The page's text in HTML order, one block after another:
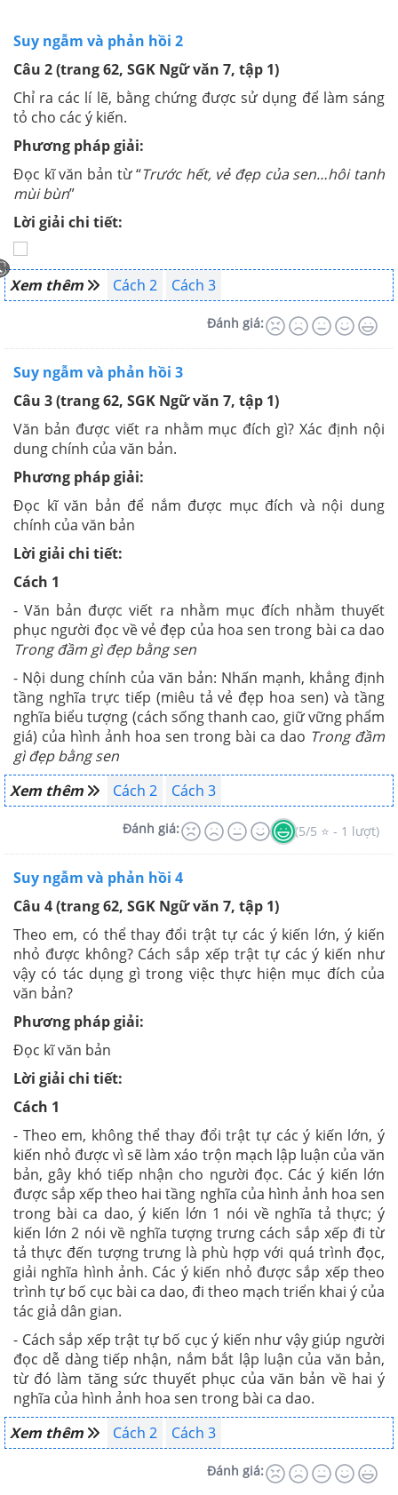
Suy ngẫm và phản hồi 2
Câu 2 (trang 62, SGK Ngữ văn 7, tập 1)
Chỉ ra các lí lẽ, bằng chứng được sử dụng để làm sáng
tỏ cho các ý kiến.
Phương pháp giải:
Đọc kĩ văn bản từ “Trước hết, vẻ đẹp của sen…hôi tanh
mùi bùn”
Lời giải chi tiết:
Xem thêm Cách 2 Cách 3
Đánh giá:
Suy ngẫm và phản hồi 3
Câu 3 (trang 62, SGK Ngữ văn 7, tập 1)
Văn bản được viết ra nhằm mục đích gì? Xác định nội
dung chính của văn bản.
Phương pháp giải:
Đọc kĩ văn bản để nắm được mục đích và nội dung
chính của văn bản
Lời giải chi tiết:
Cách 1
- Văn bản được viết ra nhằm mục đích nhằm thuyết
phục người đọc về vẻ đẹp của hoa sen trong bài ca dao
Trong đầm gì đẹp bằng sen
- Nội dung chính của văn bản: Nhấn mạnh, khẳng định
tầng nghĩa trực tiếp (miêu tả vẻ đẹp hoa sen) và tầng
nghĩa biểu tượng (cách sống thanh cao, giữ vững phẩm
giá) của hình ảnh hoa sen trong bài ca dao Trong đầm
gì đẹp bằng sen
Xem thêm
Cách 2 Cách 3
Đánh giá: (5/5 ⭐ - 1 lượt)
Suy ngẫm và phản hồi 4
Câu 4 (trang 62, SGK Ngữ văn 7, tập 1)
Theo em, có thể thay đổi trật tự các ý kiến lớn, ý kiến
nhỏ được không? Cách sắp xếp trật tự các ý kiến như
vậy có tác dụng gì trong việc thực hiện mục đích của
văn bản?
Phương pháp giải:
Đọc kĩ văn bản
Lời giải chi tiết:
Cách 1
- Theo em, không thể thay đổi trật tự các ý kiến lớn, ý
kiến nhỏ được vì sẽ làm xáo trộn mạch lập luận của văn
bản, gây khó tiếp nhận cho người đọc. Các ý kiến lớn
được sắp xếp theo hai tầng nghĩa của hình ảnh hoa sen
trong bài ca dao, ý kiến lớn 1 nói về nghĩa tả thực; ý
kiến lớn 2 nói về nghĩa tượng trưng cách sắp xếp đi từ
tả thực đến tượng trưng là phù hợp với quá trình đọc,
giải nghĩa hình ảnh. Các ý kiến nhỏ được sắp xếp theo
trình tự bố cục bài ca dao, đi theo mạch triển khai ý của
tác giả dân gian.
- Cách sắp xếp trật tự bố cục ý kiến như vậy giúp người
đọc dễ dàng tiếp nhận, nắm bắt lập luận của văn bản,
từ đó làm tăng sức thuyết phục của văn bản về hai ý
nghĩa của hình ảnh hoa sen trong bài ca dao.
Xem thêm
Cách 2 Cách 3
Đánh giá: